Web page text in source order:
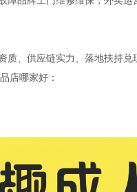
质、供应链实力、落地扶持
店哪家好：